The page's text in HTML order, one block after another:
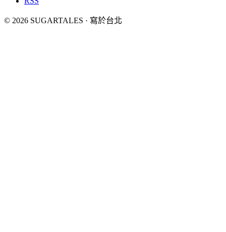
© 2026 SUGARTALES · 寫於台北